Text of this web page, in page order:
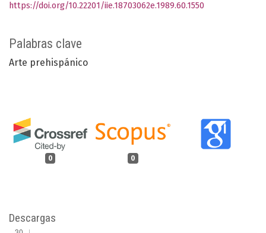
Palabras clave
Arte prehispánico
0 0
https://doi.org/10.22201/iie.18703062e.1989.60.1550
Descargas